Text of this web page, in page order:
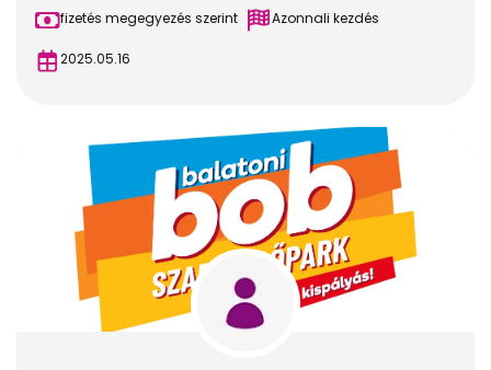
fizetés megegyezés szerint Azonnali kezdés
2025.05.16